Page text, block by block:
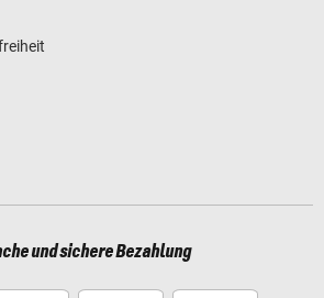
und sichere Bezahlung